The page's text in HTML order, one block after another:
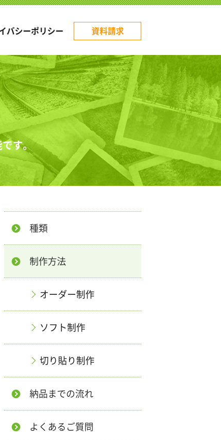
バシーポリシー 資料請求
す。
種類
制作方法
オーダー制作
ソフト制作
切り貼り制作
納品までの流れ
よくあるご質問